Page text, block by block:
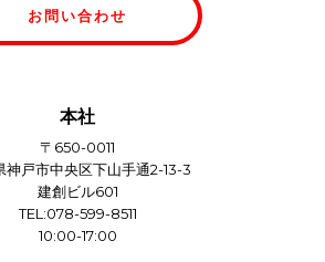
お問い合わせ
本社
〒650-0011
神戸市中央区下山手通2-13-3
建創ビル601
TEL:078-599-8511
10:00-17:00